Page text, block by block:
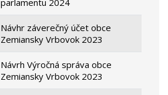
parlamentu 2024
Návhr záverečný účet obce
Zemiansky Vrbovok 2023
Návrh Výročná správa obce
Zemiansky Vrbovok 2023